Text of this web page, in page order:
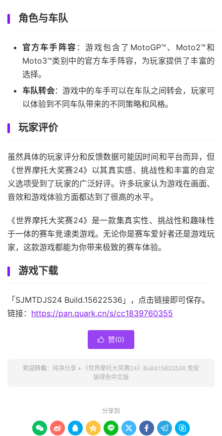
角色与车队
官方车手阵容 ：游戏包含了MotoGP™、Moto2™和
Moto3™类别中的官方车手阵容，为玩家提供了丰富的
选择。
车队转会：游戏中的车手可以在车队之间转会，玩家可
以体验到不同车队带来的不同策略和风格。
玩家评价
虽然具体的玩家评分和反馈数据可能因时间和平台而异，但
《世界摩托大奖赛24》以其真实感、挑战性和丰富的自定
义选项受到了玩家的广泛好评。许多玩家认为游戏在画面、
音效和游戏体验方面都达到了很高的水平。
《世界摩托大奖赛24》是一款集真实性、挑战性和趣味性
于一体的赛车竞速类游戏。无论你是赛车爱好者还是游戏玩
家，这款游戏都能为你带来极致的赛车体验。
游戏下载
「SJMTDJS24 Build.15622536」，点击链接即可保存。
链接： https://pan.quark.cn/s/cc1839760355
 赞(0)
欢迎转载： 纯净分享 » 《世界摩托大奖赛24》Build.15622536 免安
装绿色中文版
分享到
        